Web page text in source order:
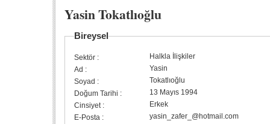
Yasin Tokatlıoğlu
Bireysel
Sektör :
Halkla İlişkiler
Ad :
Yasin
Soyad :
Tokatlıoğlu
Doğum Tarihi :
13 Mayıs 1994
Cinsiyet :
Erkek
E-Posta :
yasin_zafer_@hotmail.com